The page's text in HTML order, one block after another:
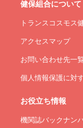
健保組合について
トランスコスモス
アクセスマップ
お問い合わせ先一
個人情報保護に対
お役立ち情報
機関誌バックナン